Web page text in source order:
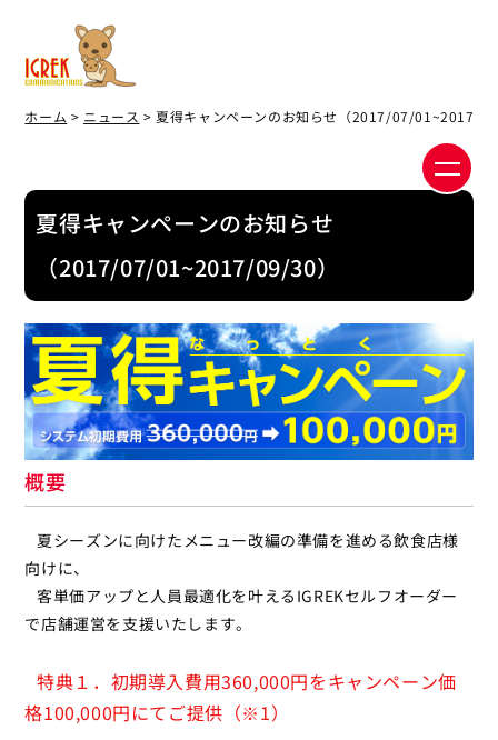
ホーム > ニュース > 夏得キャンペーンのお知らせ（2017/07/01~2017/
夏得キャンペーンのお知らせ
（2017/07/01~2017/09/30）
概要
夏シーズンに向けたメニュー改編の準備を進める飲食店様
向けに、
客単価アップと人員最適化を叶えるIGREKセルフオーダー
で店舗運営を支援いたします。
特典１．初期導入費用360,000円をキャンペーン価
格100,000円にてご提供（※1）